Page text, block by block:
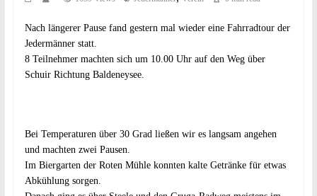
Nach längerer Pause fand gestern mal wieder eine Fahrradtour der
Jedermänner statt.
8 Teilnehmer machten sich um 10.00 Uhr auf den Weg über
Schuir Richtung Baldeneysee.
Bei Temperaturen über 30 Grad ließen wir es langsam angehen
und machten zwei Pausen.
Im Biergarten der Roten Mühle konnten kalte Getränke für etwas
Abkühlung sorgen.